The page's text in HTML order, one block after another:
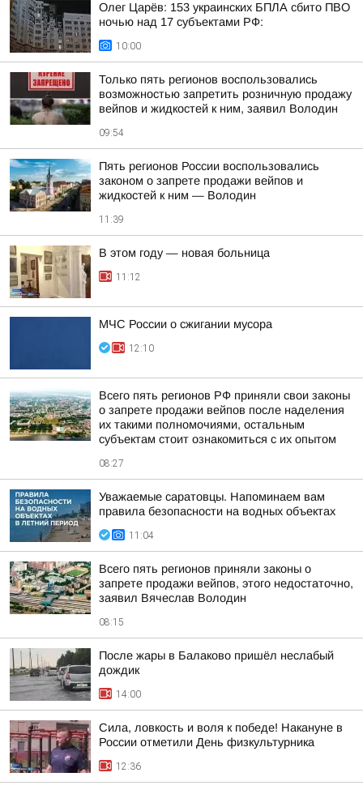
Олег Царёв: 153 украинских БПЛА сбито ПВО
ночью над 17 субъектами РФ:
10:00
Только пять регионов воспользовались
возможностью запретить розничную продажу
вейпов и жидкостей к ним, заявил Володин
09:54
Пять регионов России воспользовались
законом о запрете продажи вейпов и
жидкостей к ним — Володин
11:39
В этом году — новая больница
11:12
МЧС России о сжигании мусора
12:10
Всего пять регионов РФ приняли свои законы
о запрете продажи вейпов после наделения
их такими полномочиями, остальным
субъектам стоит ознакомиться с их опытом
08:27
Уважаемые саратовцы. Напоминаем вам
правила безопасности на водных объектах
11:04
Всего пять регионов приняли законы о
запрете продажи вейпов, этого недостаточно,
заявил Вячеслав Володин
08:15
После жары в Балаково пришёл неслабый
дождик
14:00
Сила, ловкость и воля к победе! Накануне в
России отметили День физкультурника
12:36